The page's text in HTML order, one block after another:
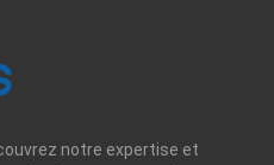
notre expertise et